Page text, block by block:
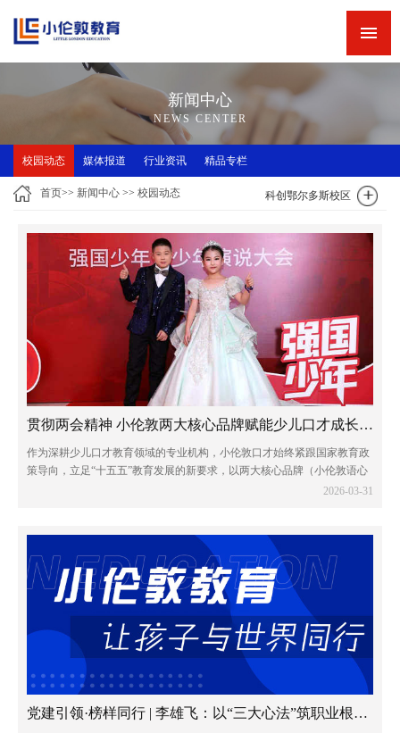
新闻中心
精品课程
师资力量
关于小伦敦
联系我们
小伦敦教学四大优势
新闻中心
NEWS CENTER
校园动态 媒体报道 行业资讯 精品专栏
科创鄂尔多斯校区
首页>> 新闻中心 >> 校园动态
贯彻两会精神 小伦敦两大核心品牌赋能少儿口才成长新征程
作为深耕少儿口才教育领域的专业机构，小伦敦口才始终紧跟国家教育政
策导向，立足“十五五”教育发展的新要求，以两大核心品牌（小伦敦语心
少儿口才和小伦敦蓝话筒少儿口才）为抓手，将两会精神融入教育教学全
2026-03-31
党建引领·榜样同行 | 李雄飞：以“三大心法”筑职业根基，与团队共赴远方